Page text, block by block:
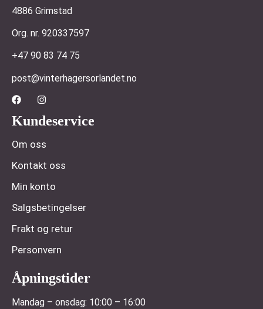
4886 Grimstad
Org. nr. 920337597
+47 90 83 74 75
post@vinterhagersorlandet.no
Kundeservice
Om oss
Kontakt oss
Min konto
Salgsbetingelser
Frakt og retur
Personvern
Åpningstider
Mandag – onsdag: 10:00 – 16:00